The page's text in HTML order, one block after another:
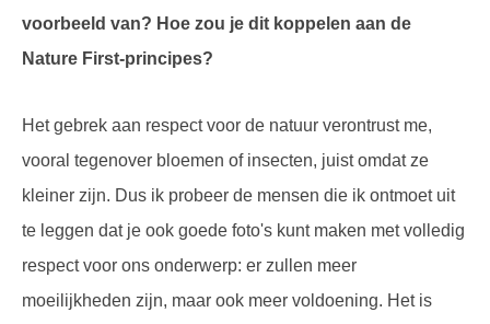
voorbeeld van? Hoe zou je dit koppelen aan de
Nature First-principes?
Het gebrek aan respect voor de natuur verontrust me,
vooral tegenover bloemen of insecten, juist omdat ze
kleiner zijn. Dus ik probeer de mensen die ik ontmoet uit
te leggen dat je ook goede foto's kunt maken met volledig
respect voor ons onderwerp: er zullen meer
moeilijkheden zijn, maar ook meer voldoening. Het is